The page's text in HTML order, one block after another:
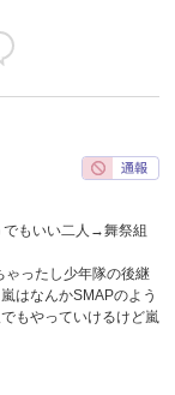
もいい二人→舞祭組
ゃったし少年隊の後継
はなんかSMAPのよう
もやっていけるけど嵐